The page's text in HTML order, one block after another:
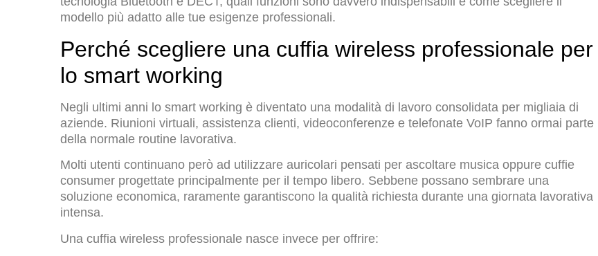
modello più adatto alle tue esigenze professionali.
Perché scegliere una cuffia wireless professionale per
lo smart working
Negli ultimi anni lo smart working è diventato una modalità di lavoro consolidata per migliaia di
aziende. Riunioni virtuali, assistenza clienti, videoconferenze e telefonate VoIP fanno ormai parte
della normale routine lavorativa.
Molti utenti continuano però ad utilizzare auricolari pensati per ascoltare musica oppure cuffie
consumer progettate principalmente per il tempo libero. Sebbene possano sembrare una
soluzione economica, raramente garantiscono la qualità richiesta durante una giornata lavorativa
intensa.
Una cuffia wireless professionale nasce invece per offrire: